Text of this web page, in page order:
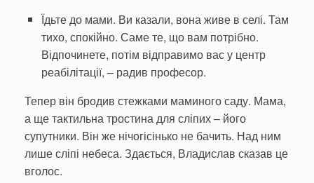
Їдьте до мами. Ви казали, вона живе в селі. Там
тихо, спо­кійно. Саме те, що вам потрібно.
Відпочинете, потім відправимо вас у центр
реабілі­тації, – радив професор.
Тепер він бро­див стежками маминого саду. Мама,
а ще тактильна тростина для сліпих – його
супутники. Він же нічогі­сінько не бачить. Над ним
лише сліпі небеса. Здається, Владис­лав сказав це
вголос.